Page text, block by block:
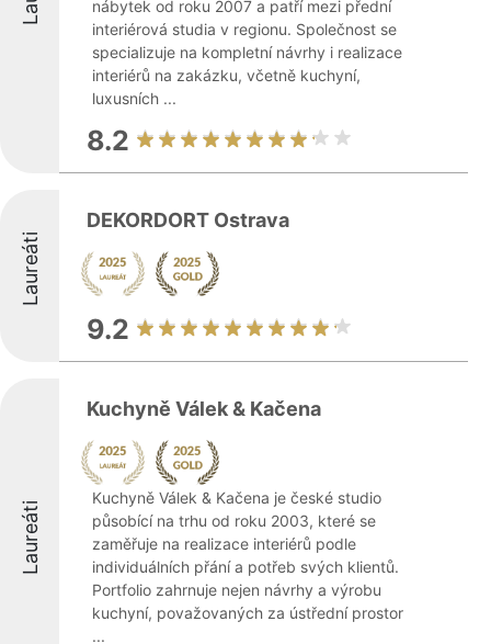
nábytek od roku 2007 a patří mezi přední
interiérová studia v regionu. Společnost se
specializuje na kompletní návrhy i realizace
interiérů na zakázku, včetně kuchyní,
luxusních ...
8.2
Laureáti
DEKORDORT Ostrava
9.2
Laureáti
Kuchyně Válek & Kačena
Kuchyně Válek & Kačena je české studio
působící na trhu od roku 2003, které se
zaměřuje na realizace interiérů podle
individuálních přání a potřeb svých klientů.
Portfolio zahrnuje nejen návrhy a výrobu
kuchyní, považovaných za ústřední prostor
...